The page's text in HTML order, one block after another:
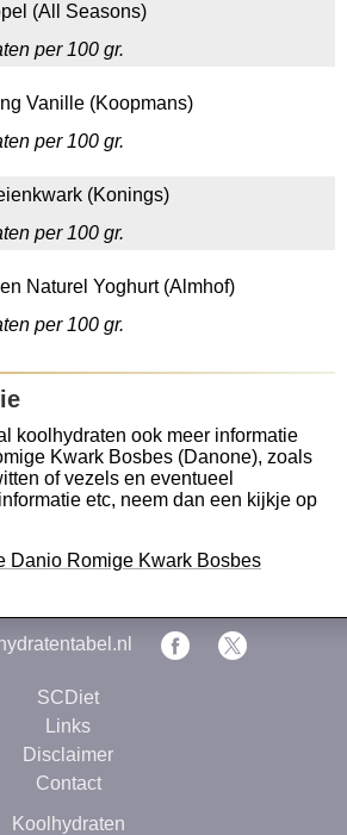
(All Seasons)
per 100 gr.
Vanille (Koopmans)
per 100 gr.
(Konings)
per 100 gr.
Naturel Yoghurt (Almhof)
per 100 gr.
koolhydraten ook meer informatie
Kwark Bosbes (Danone), zoals
of vezels en eventueel
etc, neem dan een kijkje op
Danio Romige Kwark Bosbes
SCDiet
Links
Disclaimer
Contact
Koolhydraten